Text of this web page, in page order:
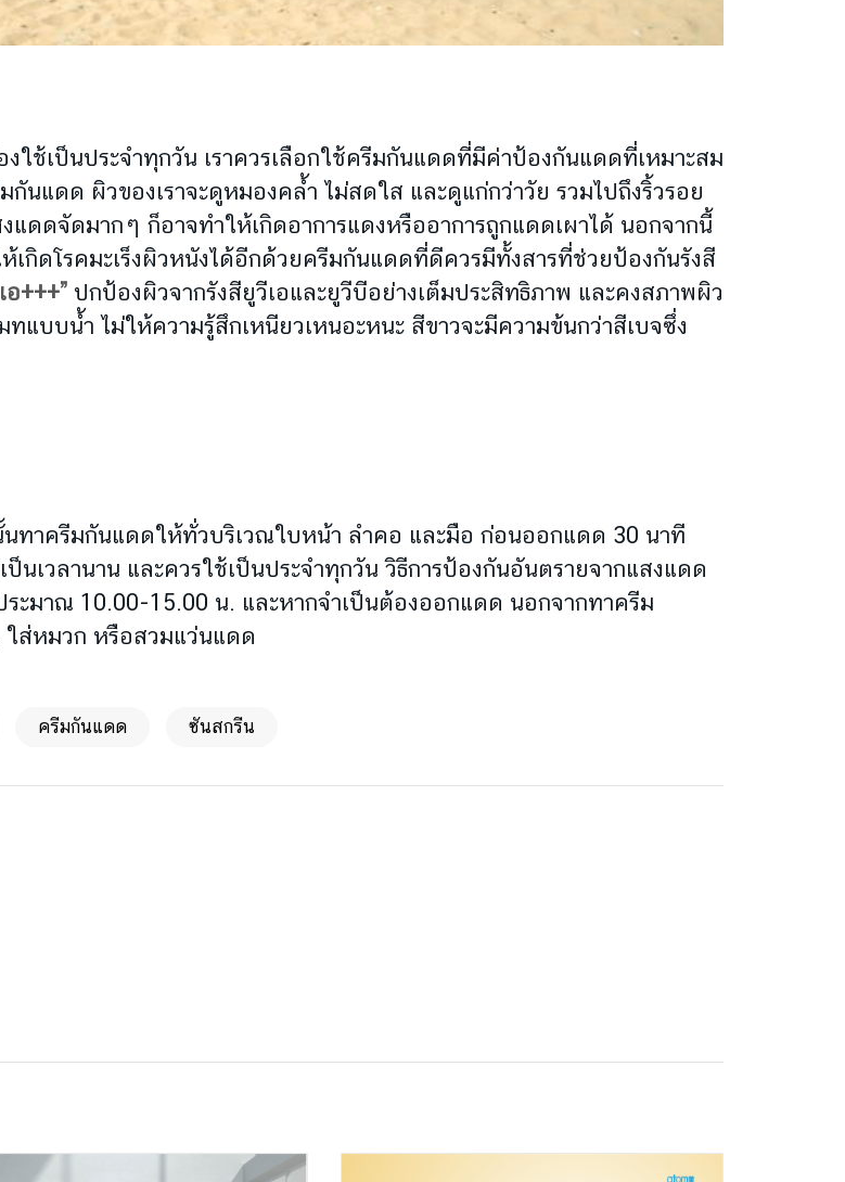
เป็นประจำทุกวัน เราควรเลือกใช้ครีมกันแดดที่มีค่าป้องกันแดดที่เหมาะสม
กันแดด ผิวของเราจะดูหมองคล้ำ ไม่สดใส และดูแก่กว่าวัย รวมไปถึงริ้วรอย
ดดจัดมากๆ ก็อาจทำให้เกิดอาการแดงหรืออาการถูกแดดเผาได้ นอกจากนี้
กิดโรคมะเร็งผิวหนังได้อีกด้วยครีมกันแดดที่ดีควรมีทั้งสารที่ช่วยป้องกันรังสี
+++” ปกป้องผิวจากรังสียูวีเอและยูวีบีอย่างเต็มประสิทธิภาพ และคงสภาพผิว
บบน้ำ ไม่ให้ความรู้สึกเหนียวเหนอะหนะ สีขาวจะมีความข้นกว่าสีเบจซึ่ง
ทาครีมกันแดดให้ทั่วบริเวณใบหน้า ลำคอ และมือ ก่อนออกแดด 30 นาที
นเวลานาน และควรใช้เป็นประจำทุกวันวิธีการป้องกันอันตรายจากแสงแดด
ะมาณ 10.00-15.00 น. และหากจำเป็นต้องออกแดด นอกจากทาครีม
ส่หมวก หรือสวมแว่นแดด
ครีมกันแดด ซันสกรีน